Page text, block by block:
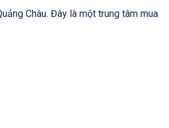
Châu. Đây là một trung tâm mua